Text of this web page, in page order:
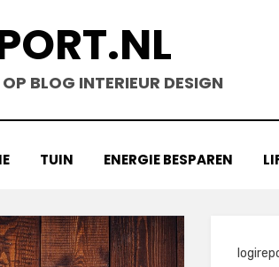
BLOG INTERIEUR DESIGN
TUIN ENERGIE BESPAREN